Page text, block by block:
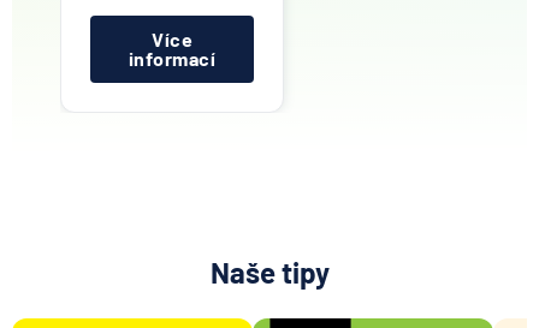
Více
informací
Naše tipy